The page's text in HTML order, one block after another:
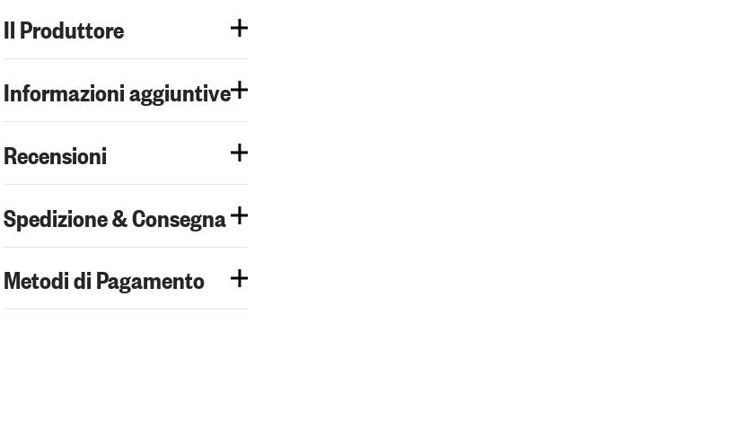
Il Produttore
Informazioni aggiuntive
Recensioni
Spedizione & Consegna
Metodi di Pagamento